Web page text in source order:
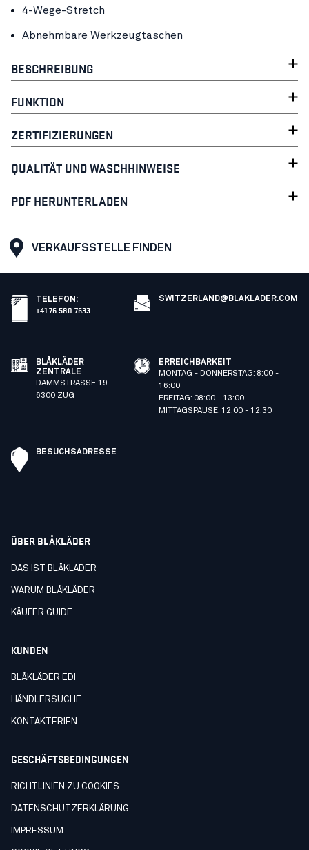
4-Wege-Stretch
Abnehmbare Werkzeugtaschen
BESCHREIBUNG
FUNKTION
ZERTIFIZIERUNGEN
QUALITÄT UND WASCHHINWEISE
PDF HERUNTERLADEN
VERKAUFSSTELLE FINDEN
TELEFON :
+41 76 580 7633
SWITZERLAND@BLAKLADER.COM
BLÅKLÄDER
ZENTRALE
DAMMSTRASSE 19
6300 ZUG
ERREICHBARKEIT
MONTAG - DONNERSTAG: 8:00 -
16:00
FREITAG: 08:00 - 13:00
MITTAGSPAUSE: 12:00 - 12:30
BESUCHSADRESSE
ÜBER BLÅKLÄDER
DAS IST BLÅKLÄDER
WARUM BLÅKLÄDER
KÄUFER GUIDE
KUNDEN
BLÅKLÄDER EDI
HÄNDLERSUCHE
KONTAKTERIEN
GESCHÄFTSBEDINGUNGEN
RICHTLINIEN ZU COOKIES
DATENSCHUTZERKLÄRUNG
IMPRESSUM